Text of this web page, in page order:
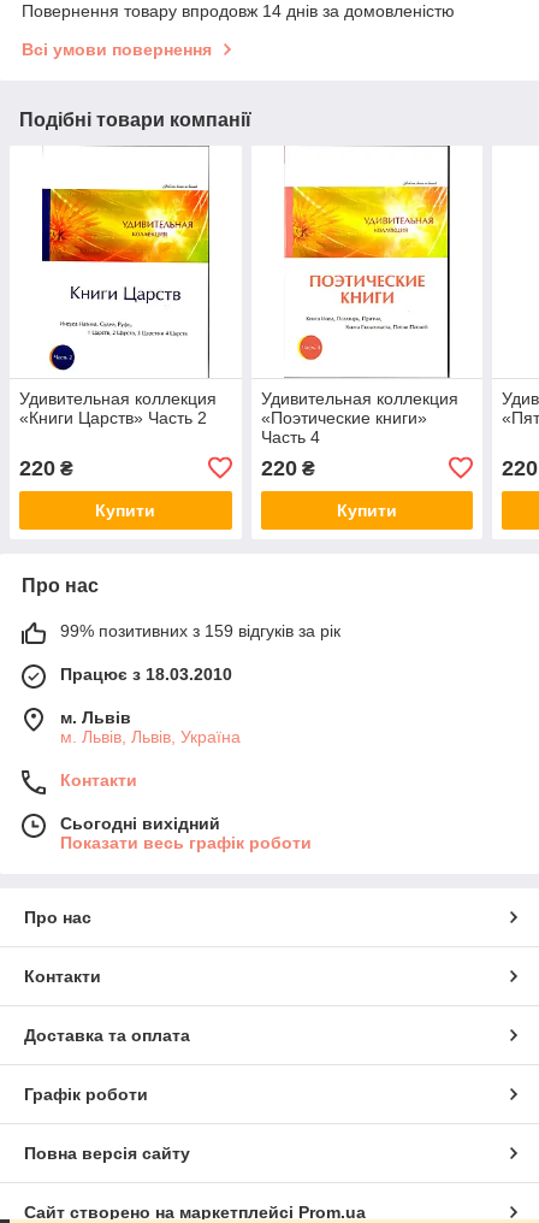
Повернення товару впродовж 14 днів за домовленістю
Всі умови повернення
Подібні товари компанії
Удивительная коллекция
«Книги Царств» Часть 2
220 ₴
Купити
Удивительная коллекция
«Поэтические книги»
Часть 4
220₴
Купити
220
Про нас
99% позитивних з 159 відгуків за рік
Працює з 18.03.2010
м. Львів
м. Львів, Львів, Україна
Контакти
Сьогодні вихідний
Показати весь графік роботи
Про нас
Контакти
Доставка та оплата
Графік роботи
Повна версія сайту
Сайт створено на маркетплейсі Prom.ua